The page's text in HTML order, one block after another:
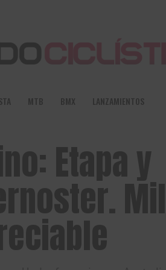
MTB BMX LANZAMIENTOS
Etapa y